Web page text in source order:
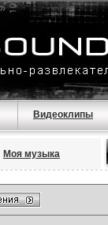
Видеоклипы
Моя музыка